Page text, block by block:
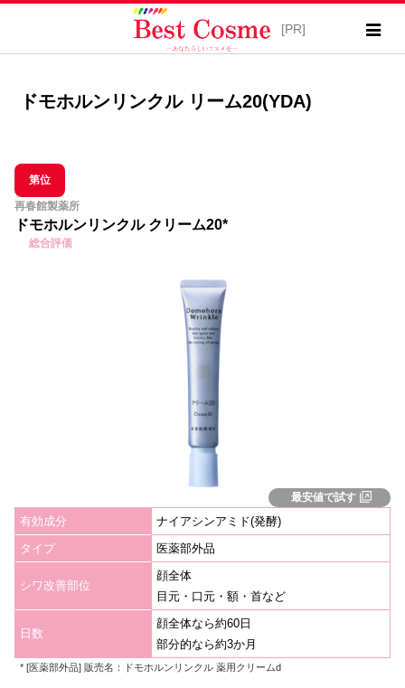
ドモホルンリンクル リーム20(YDA)
第位
再春館製薬所
ドモホルンリンクル クリーム20*
総合評価
最安値で試す
有効成分
ナイアシンアミド(発酵)
タイプ
医薬部外品
シワ改善部位
顔全体
目元・口元・額・首など
日数
顔全体なら約60日
部分的なら約3か月
* [医薬部外品] 販売名：ドモホルンリンクル 薬用クリームd